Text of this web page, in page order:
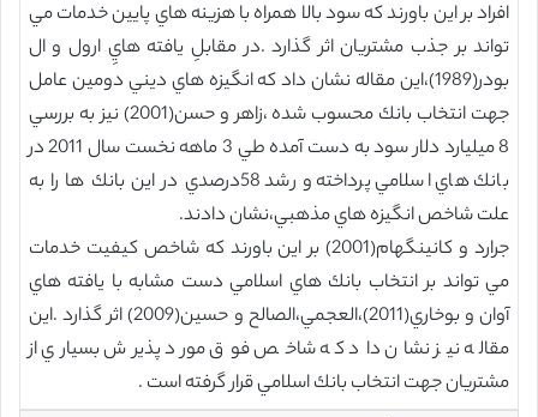
افراد بر اين باورند كه سود بالا همراه با هزينه هاي پايين خدمات مي
تواند بر جذب مشتريان اثر گذارد .در مقابلِ يافته هايِ ارول و ال
بودر(1989)،اين مقاله نشان داد كه انگيزه هاي ديني دومين عامل
جهت انتخاب بانك محسوب شده ،زاهر و حسن(2001) نيز به بررسي
8 ميليارد دلار سود به دست آمده طي 3 ماهه نخست سال 2011 در
بانك هاي اسلامي پرداخته و رشد 58درصدي در اين بانك ها را به
علت شاخص انگيزه هاي مذهبي،نشان دادند.
جرارد و كانينگهام(2001) بر اين باورند كه شاخص كيفيت خدمات
مي تواند بر انتخاب بانك هاي اسلامي دست مشابه با يافته هاي
آوان و بوخاري(2011)،العجمي،الصالح و حسين(2009) اثر گذارد .اين
مقاله نيز نشان داد كه شاخص فوق مورد پذيرش بسياري از
مشتريان جهت انتخاب بانك اسلامي قرار گرفته است .